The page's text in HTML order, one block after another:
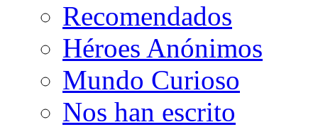
Recomendados
Héroes Anónimos
Mundo Curioso
Nos han escrito